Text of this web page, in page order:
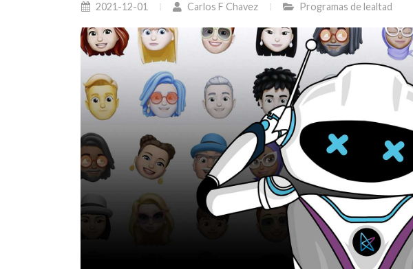
2021-12-01 Carlos F Chavez Programas de lealtad